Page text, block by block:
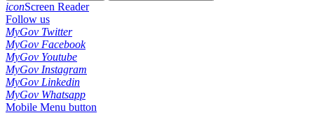
iconScreen Reader
Follow us
MyGov Twitter
MyGov Facebook
MyGov Youtube
MyGov Instagram
MyGov Linkedin
MyGov Whatsapp
Mobile Menu button